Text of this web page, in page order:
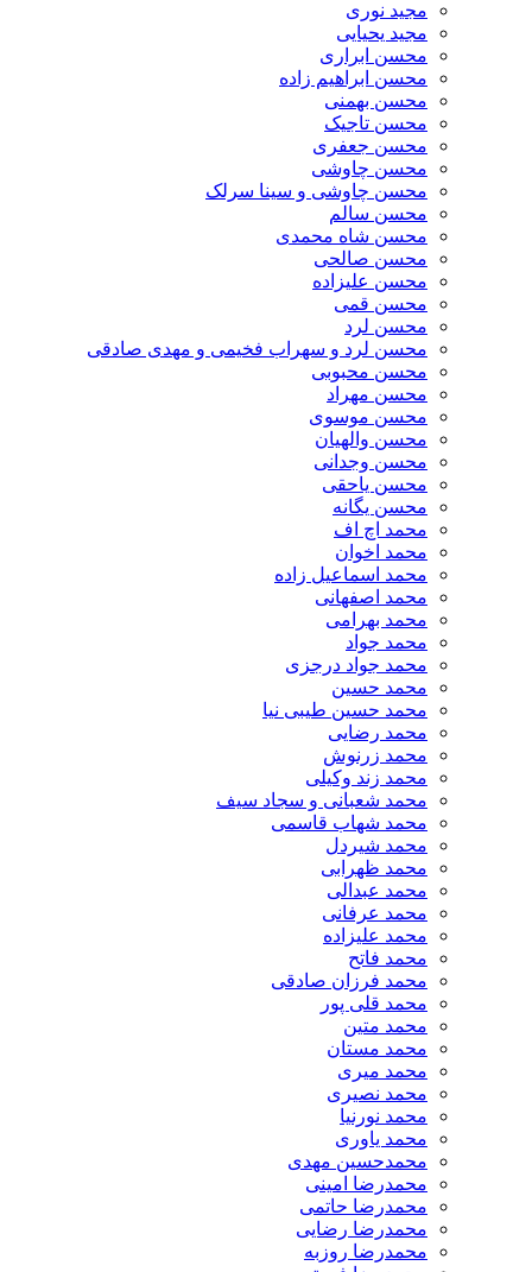
مجید نوری
مجید یحیایی
محسن ابراری
محسن ابراهیم زاده
محسن بهمنی
محسن تاجیک
محسن جعفری
محسن چاوشی
محسن چاوشی و سینا سرلک
محسن سالم
محسن شاه محمدی
محسن صالحی
محسن علیزاده
محسن قمی
محسن لرد
محسن لرد و سهراب فخیمی و مهدی صادقی
محسن محبوبی
محسن مهراد
محسن موسوی
محسن والهیان
محسن وجدانی
محسن یاحقی
محسن یگانه
محمد اچ اف
محمد اخوان
محمد اسماعیل زاده
محمد اصفهانی
محمد بهرامی
محمد جواد
محمد جواد درجزی
محمد حسین
محمد حسین طیبی نیا
محمد رضایی
محمد زرنوش
محمد زند وکیلی
محمد شعبانی و سجاد سیف
محمد شهاب قاسمی
​محمد شیردل
محمد ظهرابی
محمد عبدالی
محمد عرفانی
محمد علیزاده
محمد فاتح
محمد فرزان صادقی
محمد قلی پور
محمد متین
محمد مستان
محمد میری
محمد نصیری
محمد نورنیا
محمد یاوری
محمدحسین مهدی
محمدرضا امینی
محمدرضا حاتمی
محمدرضا رضایی
محمدرضا روزبه